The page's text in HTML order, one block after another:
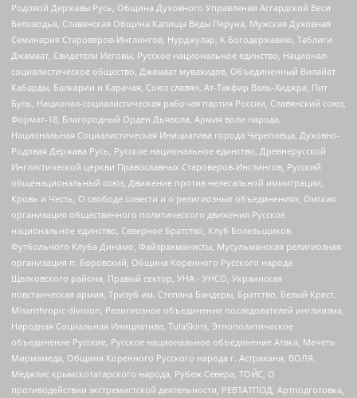
Родовой Державы Русь, Община Духовного Управления Асгардской Веси
Беловодья, Славянская Община Капища Веды Перуна, Мужская Духовная
Семинария Староверов-Инглингов, Нурджулар, К Богодержавию, Таблиги
Джамаат, Свидетели Иеговы, Русское национальное единство, Национал-
социалистическое общество, Джамаат мувахидов, Объединенный Вилайат
Кабарды, Балкарии и Карачая, Союз славян, Ат-Такфир Валь-Хиджра, Пит
Буль, Национал-социалистическая рабочая партия России, Славянский союз,
Формат-18, Благородный Орден Дьявола, Армия воли народа,
Национальная Социалистическая Инициатива города Череповца, Духовно-
Родовая Держава Русь, Русское национальное единство, Древнерусской
Инглистической церкви Православных Староверов-Инглингов, Русский
общенациональный союз, Движение против нелегальной иммиграции,
Кровь и Честь, О свободе совести и о религиозных объединениях, Омская
организация общественного политического движения Русское
национальное единство, Северное Братство, Клуб Болельщиков
Футбольного Клуба Динамо, Файзрахманисты, Мусульманская религиозная
организация п. Боровский, Община Коренного Русского народа
Щелковского района, Правый сектор, УНА - УНСО, Украинская
повстанческая армия, Тризуб им. Степана Бандеры, Братство, Белый Крест,
Misanthropic division, Религиозное объединение последователей инглиизма,
Народная Социальная Инициатива, TulaSkins, Этнополитическое
объединение Русские, Русское национальное объединение Атака, Мечеть
Мирмамеда, Община Коренного Русского народа г. Астрахани, ВОЛЯ,
Меджлис крымскотатарского народа, Рубеж Севера, ТОЙС, О
противодействии экстремистской деятельности, РЕВТАТПОД, Артподготовка,